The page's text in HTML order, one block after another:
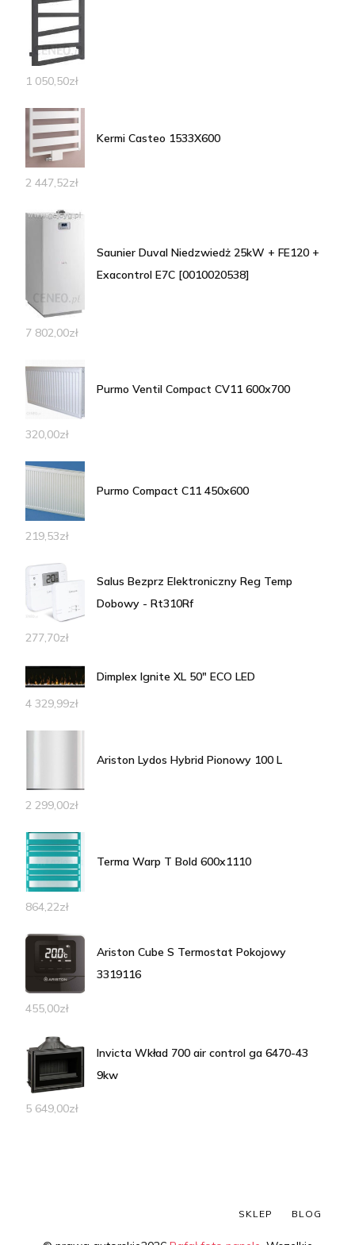
1 050,50zł
Kermi Casteo 1533X600
2 447,52zł
Saunier Duval Niedzwiedż 25kW + FE120 +
Exacontrol E7C [0010020538]
7 802,00zł
Purmo Ventil Compact CV11 600x700
320,00zł
Purmo Compact C11 450x600
219,53zł
Salus Bezprz Elektroniczny Reg Temp
Dobowy - Rt310Rf
277,70zł
Dimplex Ignite XL 50" ECO LED
4 329,99zł
Ariston Lydos Hybrid Pionowy 100 L
2 299,00zł
Terma Warp T Bold 600x1110
864,22zł
Ariston Cube S Termostat Pokojowy
3319116
455,00zł
Invicta Wkład 700 air control ga 6470-43
9kw
5 649,00zł
SKLEP BLOG